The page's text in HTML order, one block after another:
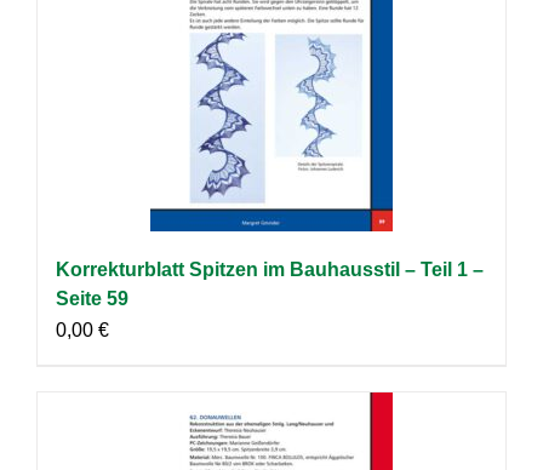
Korrekturblatt Spitzen im Bauhausstil – Teil 1 –
Seite 59
0,00 €